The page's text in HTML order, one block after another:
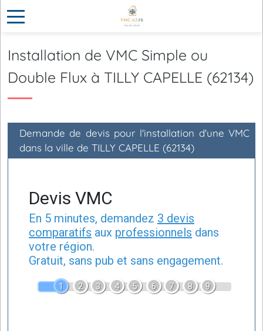
Installation de VMC Simple ou
Double Flux à TILLY CAPELLE (62134)
Demande de devis pour l'installation d'une VMC
dans la ville de TILLY CAPELLE (62134)
Devis VMC
En 5 minutes, demandez 3 devis
comparatifs aux professionnels dans
votre région.
Gratuit, sans pub et sans engagement.
1 2 3 4 5 6 7 8 9